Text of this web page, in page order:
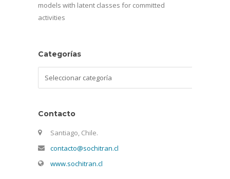
models with latent classes for committed
activities
Categorías
Contacto
Santiago, Chile.
contacto@sochitran.cl
www.sochitran.cl